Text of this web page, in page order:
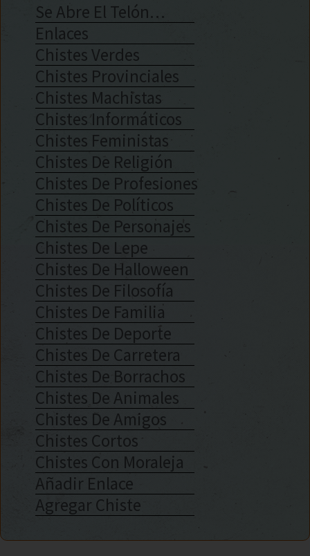
Se Abre El Telón…
Enlaces
Chistes Verdes
Chistes Provinciales
Chistes Machistas
Chistes Informáticos
Chistes Feministas
Chistes De Religión
Chistes De Profesiones
Chistes De Políticos
Chistes De Personajes
Chistes De Lepe
Chistes De Halloween
Chistes De Filosofía
Chistes De Familia
Chistes De Deporte
Chistes De Carretera
Chistes De Borrachos
Chistes De Animales
Chistes De Amigos
Chistes Cortos
Chistes Con Moraleja
Añadir Enlace
Agregar Chiste